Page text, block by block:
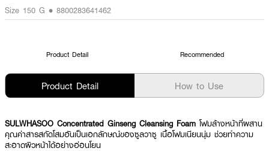
Size 150 G • 8800283641462
Product Detail Recommended
Product Detail How to Use
SULWHASOO Concentrated Ginseng Cleansing Foam โฟมล้างหน้าที่ผสาน
คุณค่าสารสกัดโสมอันเป็นเอกลักษณ์ของซูลวาซู เนื้อโฟมเนียนนุ่ม ช่วยทำความ
สะอาดผิวหน้าได้อย่างอ่อนโยน